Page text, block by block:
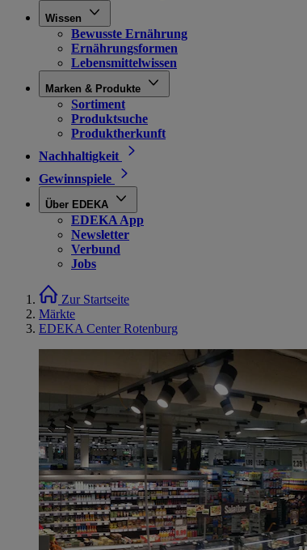
Wissen
Bewusste Ernährung
Ernährungsformen
Lebensmittelwissen
Marken & Produkte
Sortiment
Produktsuche
Produktherkunft
Nachhaltigkeit
Gewinnspiele
Über EDEKA
EDEKA App
Newsletter
Verbund
Jobs
Zur Startseite
Märkte
EDEKA Center Rotenburg